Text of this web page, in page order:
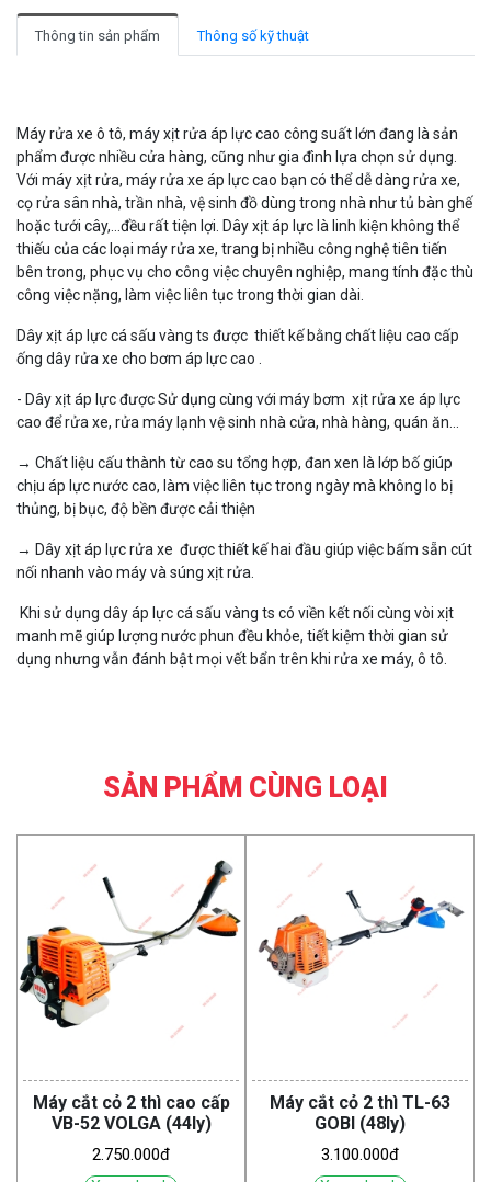
Thông tin sản phẩm Thông số kỹ thuật
Máy rửa xe ô tô, máy xịt rửa áp lực cao công suất lớn đang là sản
phẩm được nhiều cửa hàng, cũng như gia đình lựa chọn sử dụng.
Với máy xịt rửa, máy rửa xe áp lực cao bạn có thể dễ dàng rửa xe,
cọ rửa sân nhà, trần nhà, vệ sinh đồ dùng trong nhà như tủ bàn ghế
hoặc tưới cây,…đều rất tiện lợi. Dây xịt áp lực là linh kiện không thể
thiếu của các loại máy rửa xe, trang bị nhiều công nghệ tiên tiến
bên trong, phục vụ cho công việc chuyên nghiệp, mang tính đặc thù
công việc nặng, làm việc liên tục trong thời gian dài.
Dây xịt áp lực cá sấu vàng ts được thiết kế bằng chất liệu cao cấp
ống dây rửa xe cho bơm áp lực cao .
- Dây xịt áp lực được Sử dụng cùng với máy bơm xịt rửa xe áp lực
cao để rửa xe, rửa máy lạnh vệ sinh nhà cửa, nhà hàng, quán ăn...
→ Chất liệu cấu thành từ cao su tổng hợp, đan xen là lớp bố giúp
chịu áp lực nước cao, làm việc liên tục trong ngày mà không lo bị
thủng, bị bục, độ bền được cải thiện
→ Dây xịt áp lực rửa xe được thiết kế hai đầu giúp việc bấm sẵn cút
nối nhanh vào máy và súng xịt rửa.
Khi sử dụng dây áp lực cá sấu vàng ts có viền kết nối cùng vòi xịt
manh mẽ giúp lượng nước phun đều khỏe, tiết kiệm thời gian sử
dụng nhưng vẫn đánh bật mọi vết bẩn trên khi rửa xe máy, ô tô.
SẢN PHẨM CÙNG LOẠI
Máy cắt cỏ 2 thì cao cấp
VB-52 VOLGA (44ly)
2.750.000đ
Máy cắt cỏ 2 thì TL-63
GOBI (48ly)
3.100.000đ